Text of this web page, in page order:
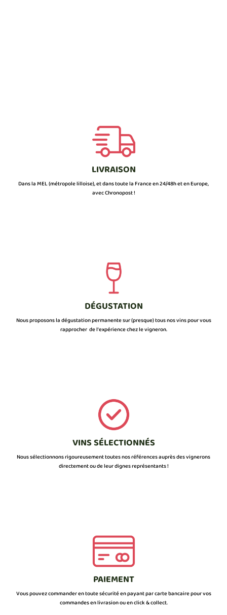
LIVRAISON
Dans la MEL (métropole lilloise), et dans toute la France en 24/48h et en Europe,
avec Chronopost !
DÉGUSTATION
Nous proposons la dégustation permanente sur (presque) tous nos vins pour vous
rapprocher de l’expérience chez le vigneron.
VINS SÉLECTIONNÉS
Nous sélectionnons rigoureusement toutes nos références auprès des vignerons
directement ou de leur dignes représentants !
PAIEMENT
Vous pouvez commander en toute sécurité en payant par carte bancaire pour vos
commandes en livrasion ou en click & collect.